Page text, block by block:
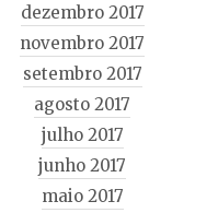
dezembro 2017
novembro 2017
setembro 2017
agosto 2017
julho 2017
junho 2017
maio 2017